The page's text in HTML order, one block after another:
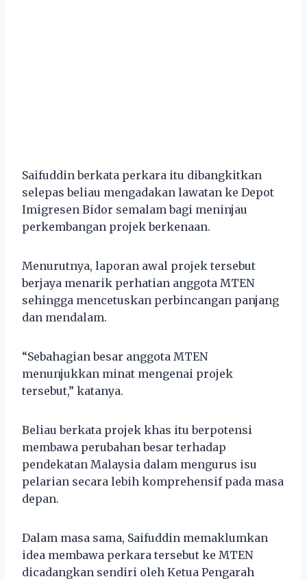
Saifuddin berkata perkara itu dibangkitkan
selepas beliau mengadakan lawatan ke Depot
Imigresen Bidor semalam bagi meninjau
perkembangan projek berkenaan.
Menurutnya, laporan awal projek tersebut
berjaya menarik perhatian anggota MTEN
sehingga mencetuskan perbincangan panjang
dan mendalam.
“Sebahagian besar anggota MTEN
menunjukkan minat mengenai projek
tersebut,” katanya.
Beliau berkata projek khas itu berpotensi
membawa perubahan besar terhadap
pendekatan Malaysia dalam mengurus isu
pelarian secara lebih komprehensif pada masa
depan.
Dalam masa sama, Saifuddin memaklumkan
idea membawa perkara tersebut ke MTEN
dicadangkan sendiri oleh Ketua Pengarah